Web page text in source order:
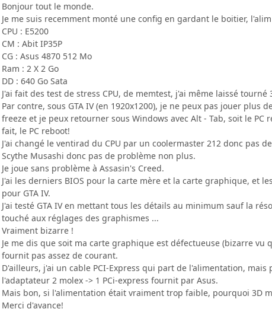
Bonjour tout le monde.
Je me suis recemment monté une config en gardant le boitier,
CPU : E5200
CM : Abit IP35P
CG : Asus 4870 512 Mo
Ram : 2 X 2 Go
DD : 640 Go Sata
J'ai fait des test de stress CPU, de memtest, j'ai même laissé
Par contre, sous GTA IV (en 1920x1200), je ne peux pas jouer
freeze et je peux retourner sous Windows avec Alt - Tab, soit le
fait, le PC reboot!
J'ai changé le ventirad du CPU par un coolermaster 212 donc
Scythe Musashi donc pas de problème non plus.
Je joue sans problème à Assasin's Creed.
J'ai les derniers BIOS pour la carte mère et la carte graphique, et
pour GTA IV.
J'ai testé GTA IV en mettant tous les détails au minimum sauf la
touché aux réglages des graphismes ...
Vraiment bizarre !
Je me dis que soit ma carte graphique est défectueuse (bizarre
fournit pas assez de courant.
D'ailleurs, j'ai un cable PCI-Express qui part de l'alimentation,
l'adaptateur 2 molex -> 1 PCi-express fournit par Asus.
Mais bon, si l'alimentation était vraiment trop faible, pourquoi 3D
Merci d'avance!